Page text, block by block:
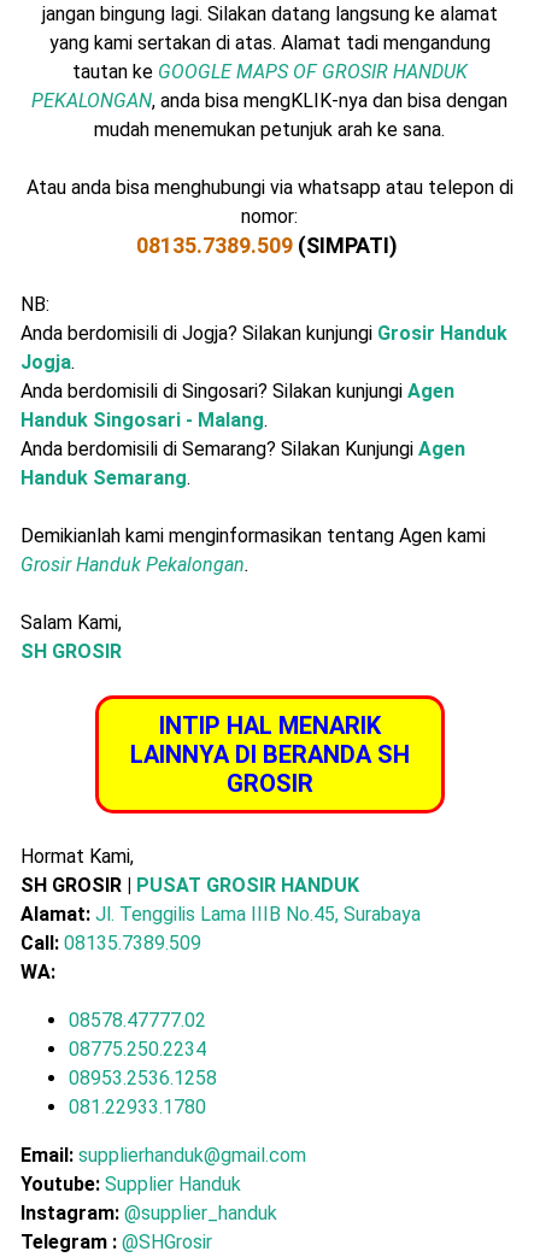
jangan bingung lagi. Silakan datang langsung ke alamat
yang kami sertakan di atas. Alamat tadi mengandung
tautan ke GOOGLE MAPS OF GROSIR HANDUK
PEKALONGAN, anda bisa mengKLIK-nya dan bisa dengan
mudah menemukan petunjuk arah ke sana.
Atau anda bisa menghubungi via whatsapp atau telepon di
nomor:
08135.7389.509 (SIMPATI)
NB:
Anda berdomisili di Jogja? Silakan kunjungi Grosir Handuk
Jogja.
Anda berdomisili di Singosari? Silakan kunjungi Agen
Handuk Singosari - Malang.
Anda berdomisili di Semarang? Silakan Kunjungi Agen
Handuk Semarang.
Demikianlah kami menginformasikan tentang Agen kami
Grosir Handuk Pekalongan.
Salam Kami,
SH GROSIR
INTIP HAL MENARIK
LAINNYA DI BERANDA SH
GROSIR
Hormat Kami,
SH GROSIR | PUSAT GROSIR HANDUK
Alamat: Jl. Tenggilis Lama IIIB No.45, Surabaya
Call: 08135.7389.509
WA:
08578.47777.02
08775.250.2234
08953.2536.1258
081.22933.1780
Email: supplierhanduk@gmail.com
Youtube: Supplier Handuk
Instagram: @supplier_handuk
Telegram : @SHGrosir